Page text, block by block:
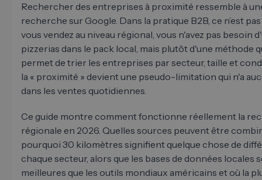
Rechercher des entreprises à proximité ressemble à
recherche sur Google. Dans la pratique B2B, ce n’est pas
vous vendez au niveau régional, vous n'avez pas besoin
pizzerias dans le pack local, mais plutôt d'une méthode
permet de trier les entreprises par secteur, taille et
la « proximité » devient une pseudo-limitation qui n'a
dans les ventes quotidiennes.
Ce guide montre comment fonctionne réellement la
régionale en 2026. Quelles sources peuvent être
pourquoi 30 kilomètres signifient quelque chose de
chaque secteur, alors que les bases de données locales
meilleures que les outils mondiaux américains et où la